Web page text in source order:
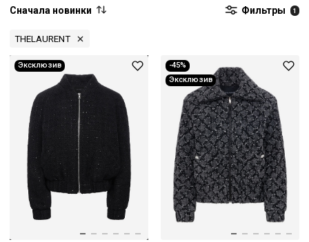
Сначала новинки Фильтры 1
THELAURENT
Эксклюзив
-45%
Эксклюзив